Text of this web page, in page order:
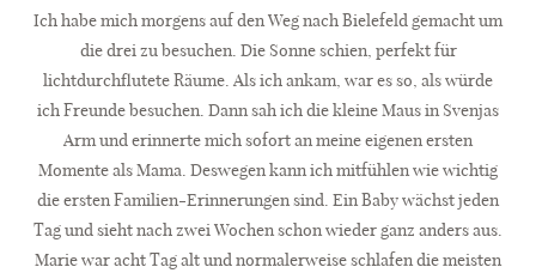
Ich habe mich morgens auf den Weg nach Bielefeld gemacht um
die drei zu besuchen. Die Sonne schien, perfekt für
lichtdurchflutete Räume. Als ich ankam, war es so, als würde
ich Freunde besuchen. Dann sah ich die kleine Maus in Svenjas
Arm und erinnerte mich sofort an meine eigenen ersten
Momente als Mama. Deswegen kann ich mitfühlen wie wichtig
die ersten Familien-Erinnerungen sind. Ein Baby wächst jeden
Tag und sieht nach zwei Wochen schon wieder ganz anders aus.
Marie war acht Tag alt und normalerweise schlafen die meisten